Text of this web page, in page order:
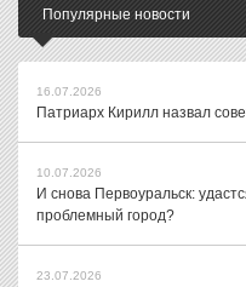
Популярные новости
16.07.2026
Патриарх Кирилл назвал
10.07.2026
И снова Первоуральск:
проблемный город?
23.07.2026